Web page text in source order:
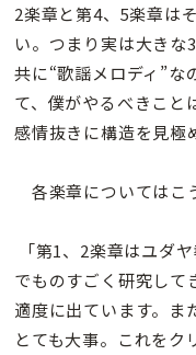
2楽章と第4、5楽章は
い。つまり実は大きな
共に“歌謡メロディ”な
て、僕がやるべきこと
感情抜きに構造を見極
各楽章についてはこ
「第1、2楽章はユダ
でものすごく研究して
適度に出ています。ま
とても大事。これをク